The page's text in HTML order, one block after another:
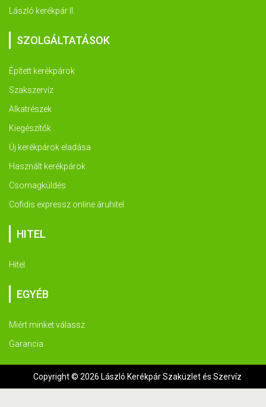
László kerékpár II.
SZOLGÁLTATÁSOK
Épített kerékpárok
Szakszervíz
Alkatrészek
Kiegészítők
Új kerékpárok eladása
Használt kerékpárok
Csomagküldés
Cofidis expressz online áruhitel
HITEL
Hitel
EGYÉB
Miért minket válassz
Garancia
Copyright © 2026 László Kerékpár Szaküzlet és Szervíz